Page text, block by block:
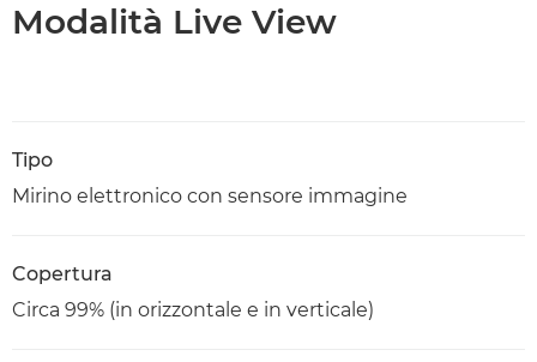
Modalità Live View
Tipo
Mirino elettronico con sensore immagine
Copertura
Circa 99% (in orizzontale e in verticale)